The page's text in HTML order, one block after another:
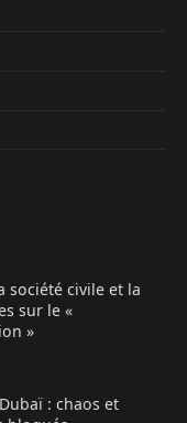
société civile et la
sur le «
»
: chaos et